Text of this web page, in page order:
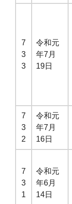
7
3
3
令和元
年7月
19日
7
3
2
令和元
年7月
16日
7
3
1
令和元
年6月
14日